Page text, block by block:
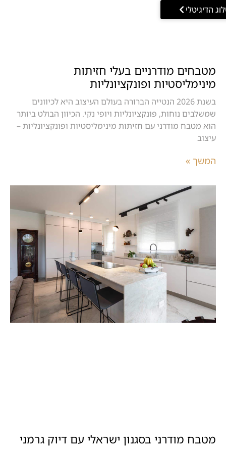
מטבחים מודרניים בעלי חזיתות
מינימליסטיות ופונקציונליות
בשנת 2026 הנטייה הברורה בעולם העיצוב היא לכיוונים
שמשלבים נוחות, פונקציונליות ויופי נקי. הכיוון הבולט ביותר
הוא מטבח מודרני עם חזיתות מינימליסטיות ופונקציונליות –
עיצוב
המשך »
מטבח מודרני בסגנון ישראלי עם דיוק גרמני
הדיגיטלי